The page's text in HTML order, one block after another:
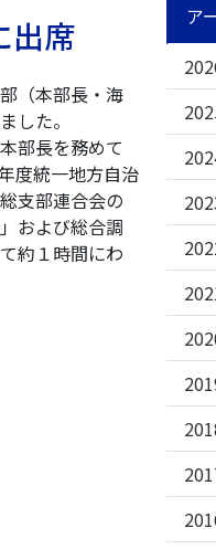
出席
（本部長・海
した。
部長を務めて
度統一地方自治
支部連合会の
および総合調
約１時間にわ
ア